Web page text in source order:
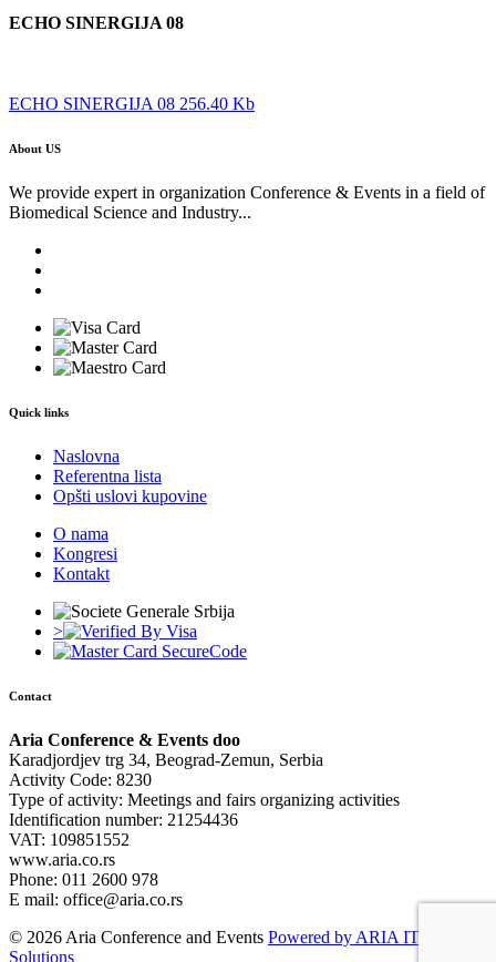
ECHO SINERGIJA 08
ECHO SINERGIJA 08 256.40 Kb
About US
We provide expert in organization Conference & Events in a field of
Biomedical Science and Industry...
Quick links
Naslovna
Referentna lista
Opšti uslovi kupovine
O nama
Kongresi
Kontakt
>
Contact
Aria Conference & Events doo
Karadjordjev trg 34, Beograd-Zemun, Serbia
Activity Code: 8230
Type of activity: Meetings and fairs organizing activities
Identification number: 21254436
VAT: 109851552
www.aria.co.rs
Phone: 011 2600 978
E mail: office@aria.co.rs
© 2026 Aria Conference and Events Powered by ARIA IT
Solutions